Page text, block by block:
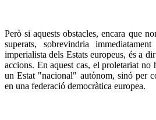
Però si aquests obstacles, encara que
superats, sobrevindria
imperialista dels Estats europeus, és a
accions. En aquest cas, el proletariat
un Estat "nacional" autònom, sinó per
en una federació democràtica europea.